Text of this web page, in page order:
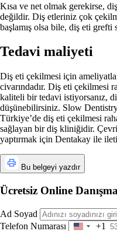
Kısa ve net olmak gerekirse,
değildir. Diş etleriniz çok
başlamış olsa bile, diş eti
Tedavi maliyeti
Diş eti çekilmesi için
civarındadır. Diş eti çekilmesi
kaliteli bir tedavi istiyorsanız,
düşünebilirsiniz. Slow
Türkiye’de diş eti çekilmesi
sağlayan bir diş kliniğidir.
yaptırmak için Dentakay ile
Bu belgeyi yazdır
Ücretsiz Online
Ad Soyad
Telefon Numarası
United
+1